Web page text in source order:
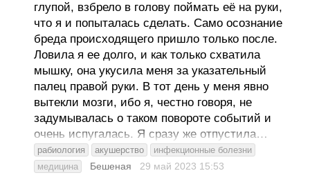
глупой, взбрело в голову поймать её на руки,
что я и попыталась сделать. Само осознание
бреда происходящего пришло только после.
Ловила я ее долго, и как только схватила
мышку, она укусила меня за указательный
палец правой руки. В тот день у меня явно
вытекли мозги, ибо я, честно говоря, не
задумывалась о таком повороте событий и
очень испугалась. Я сразу же отпустила…
рабиология акушерство
инфекционные болезни
медицина
Бешеная 29 май 2023 15:53